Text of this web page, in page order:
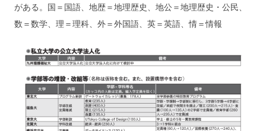
がある。国＝国語、地歴＝地理歴史、地公＝地理歴史・公民、
数＝数学、理＝理科、外＝外国語、英＝英語、情＝情報